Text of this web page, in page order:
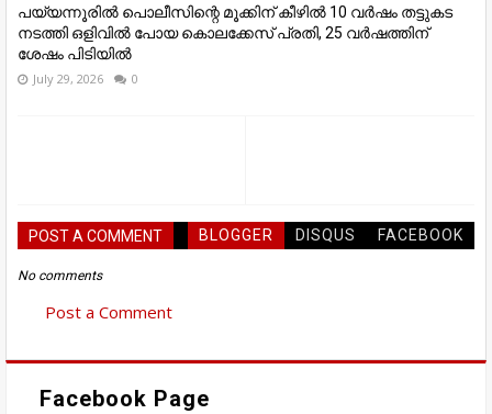
പയ്യന്നൂരില്‍ പൊലീസിന്റെ മൂക്കിന് കീഴില്‍ 10 വര്‍ഷം തട്ടുകട
നടത്തി ഒളിവില്‍ പോയ കൊലക്കേസ് പ്രതി, 25 വര്‍ഷത്തിന്
ശേഷം പിടിയില്‍
July 29, 2026 0
POST A COMMENT BLOGGER DISQUS FACEBOOK
No comments
Post a Comment
Facebook Page